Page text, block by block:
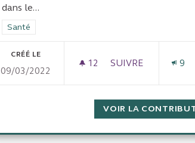
dans le...
Filtrer les résultats de la catégorie : Santé
Santé
CRÉÉ LE
09/03/2022
12 12 ABONNÉS
SUIVRE
INDEMNISATION
9
VOIR LA